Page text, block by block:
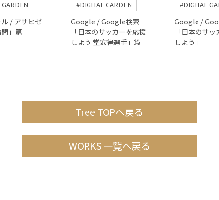
/ アサヒゼ
」篇
#DIGITAL GARDEN
Google / Google検索
「日本のサッカーを応援
しよう 堂安律選手」篇
#DIGITAL
Google /
「日本のサ
しよう」
Tree TOPへ戻る
WORKS 一覧へ戻る